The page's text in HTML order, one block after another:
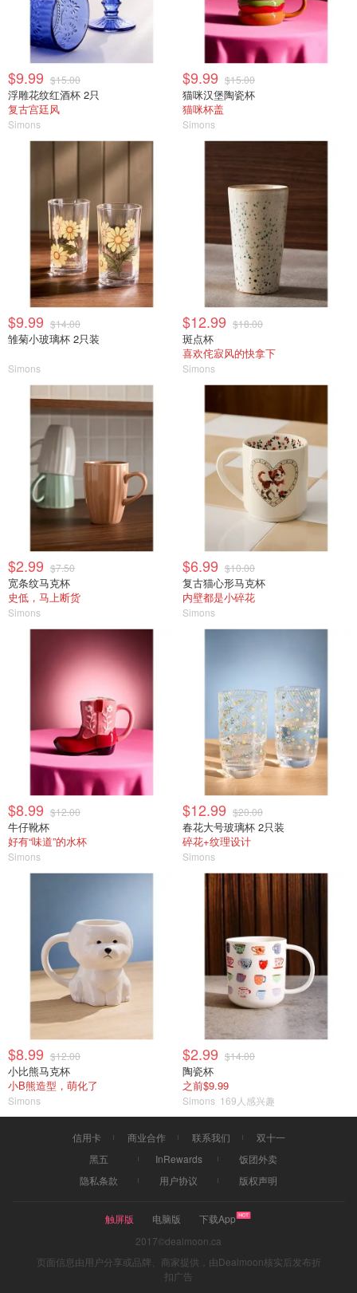
$9.99 $15.00
浮雕花纹红酒杯 2只
复古宫廷风
Simons
$9.99 $15.00
猫咪汉堡陶瓷杯
猫咪杯盖
Simons
$9.99 $14.00
雏菊小玻璃杯 2只装
Simons
$12.99 $18.00
斑点杯
喜欢侘寂风的快拿下
Simons
$2.99 $7.50
宽条纹马克杯
史低，马上断货
Simons
$6.99 $10.00
复古猫心形马克杯
内壁都是小碎花
Simons
$8.99 $12.00
牛仔靴杯
好有“味道”的水杯
Simons
$12.99 $20.00
春花大号玻璃杯 2只装
碎花+纹理设计
Simons
$8.99 $12.00
小比熊马克杯
小B熊造型，萌化了
Simons
$2.99 $14.00
陶瓷杯
之前$9.99
Simons 169人感兴趣
信用卡 商业合作 联系我们
双十一
黑五
InRewards
饭团外卖
隐私条款
用户协议 版权声明
触屏版 电脑版
下载App
2017©dealmoon.ca
页面信息由用户分享或品牌、商家提供，由Dealmoon核实后发布折
扣广告